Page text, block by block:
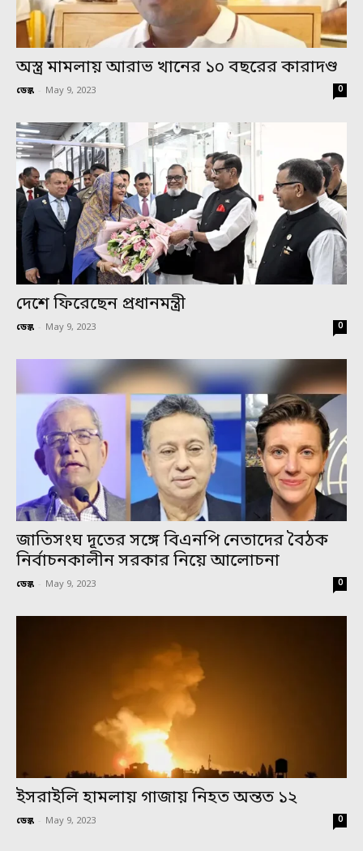
অস্ত্র মামলায় আরাভ খানের ১০ বছরের কারাদণ্ড
ডেস্ক - May 9, 2023 0
দেশে ফিরেছেন প্রধানমন্ত্রী
ডেস্ক - May 9, 2023 0
জাতিসংঘ দূতের সঙ্গে বিএনপি নেতাদের বৈঠক
নির্বাচনকালীন সরকার নিয়ে আলোচনা
ডেস্ক - May 9, 2023 0
ইসরাইলি হামলায় গাজায় নিহত অন্তত ১২
ডেস্ক - May 9, 2023 0